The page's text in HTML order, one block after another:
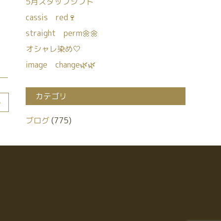
cassis red🍷
straight perm🌼🌼
オシャレ染め🤍
image change🌿🌿
カテゴリ
ブログ(775)